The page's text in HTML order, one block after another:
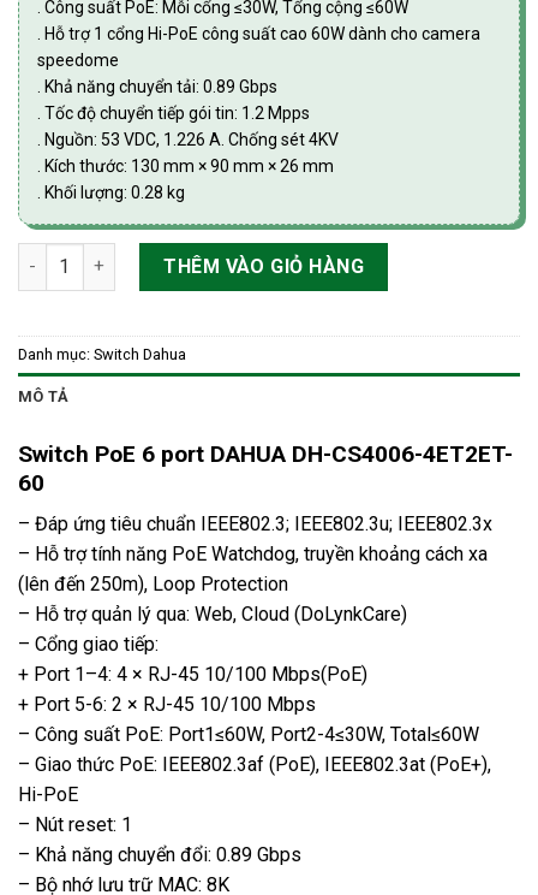
. Công suất PoE: Mỗi cổng ≤30W, Tổng cộng ≤60W
. Hỗ trợ 1 cổng Hi-PoE công suất cao 60W dành cho camera
speedome
. Khả năng chuyển tải: 0.89 Gbps
. Tốc độ chuyển tiếp gói tin: 1.2 Mpps
. Nguồn: 53 VDC, 1.226 A. Chống sét 4KV
. Kích thước: 130 mm × 90 mm × 26 mm
. Khối lượng: 0.28 kg
Switch PoE Cloud 6 port với 4 port PoE Dahua DH-CS4006-
THÊM VÀO GIỎ HÀNG
Danh mục: Switch Dahua
MÔ TẢ
Switch PoE 6 port DAHUA DH-CS4006-4ET2ET-
60
– Đáp ứng tiêu chuẩn IEEE802.3; IEEE802.3u; IEEE802.3x
– Hỗ trợ tính năng PoE Watchdog, truyền khoảng cách xa
(lên đến 250m), Loop Protection
– Hỗ trợ quản lý qua: Web, Cloud (DoLynkCare)
– Cổng giao tiếp:
+ Port 1–4: 4 × RJ-45 10/100 Mbps(PoE)
+ Port 5-6: 2 × RJ-45 10/100 Mbps
– Công suất PoE: Port1≤60W, Port2-4≤30W, Total≤60W
– Giao thức PoE: IEEE802.3af (PoE), IEEE802.3at (PoE+),
Hi-PoE
– Nút reset: 1
– Khả năng chuyển đổi: 0.89 Gbps
– Bộ nhớ lưu trữ MAC: 8K